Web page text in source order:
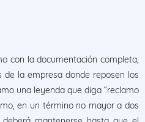
con la documentación completa,
la empresa donde reposen los
una leyenda que diga “reclamo
en un término no mayor a dos